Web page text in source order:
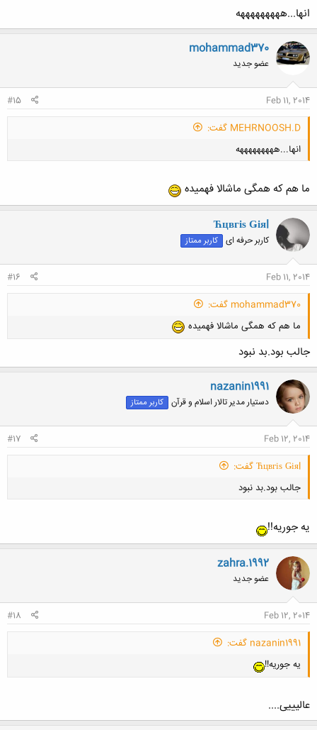
انها...هههههههههه
mohammad370
عضو جدید
Feb 11, 2014
#15
MEHRNOOSH.D گفت:
انها...هههههههههه
کلیک کنید تا باز شود...
ما هم که همگی ماشالا فهمیده
Ћцвгіѕ Ǥіяl
کاربر حرفه ای کاربر ممتاز
Feb 11, 2014
#16
mohammad370 گفت:
ما هم که همگی ماشالا فهمیده
جالب بود.بد نبود
nazanin1991
دستیار مدیر تالار اسلام و قرآن کاربر ممتاز
Feb 12, 2014
#17
Ћцвгіѕ Ǥіяl گفت:
جالب بود.بد نبود
یه جوریه!!
zahra.1992
عضو جدید
Feb 12, 2014
#18
nazanin1991 گفت:
یه جوریه!!
عالیییی....